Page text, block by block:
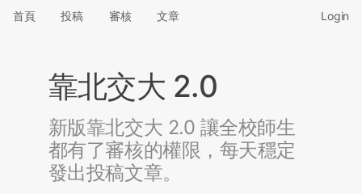
首頁 投稿 審核 文章 Login
靠北交大 2.0
新版靠北交大 2.0 讓全校師生
都有了審核的權限，每天穩定
發出投稿文章。